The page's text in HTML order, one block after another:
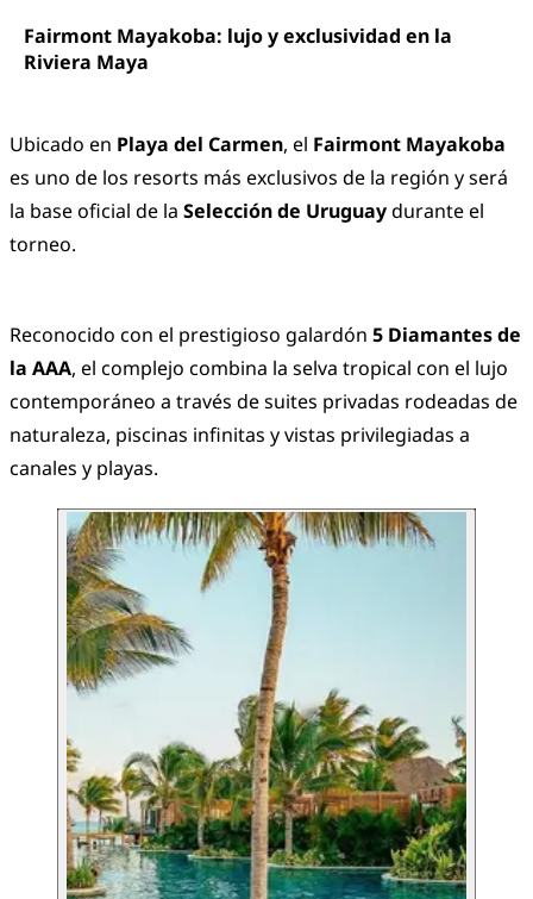
Fairmont Mayakoba: lujo y exclusividad en la
Riviera Maya
Ubicado en Playa del Carmen, el Fairmont Mayakoba
es uno de los resorts más exclusivos de la región y será
la base oficial de la Selección de Uruguaydurante el
torneo.
Reconocido con el prestigioso galardón 5 Diamantes de
la AAA, el complejo combina la selva tropical con el lujo
contemporáneo a través de suites privadas rodeadas de
naturaleza, piscinas infinitas y vistas privilegiadas a
canales y playas.